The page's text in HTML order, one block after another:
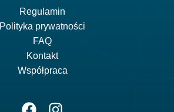
Regulamin
Polityka prywatności
FAQ
Kontakt
Współpraca